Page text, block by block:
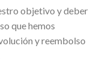
objetivo y deber
que hemos
y reembolso